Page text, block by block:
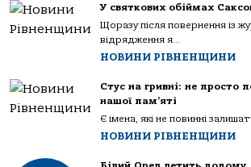
У святкових обіймах
Щоразу після повернення із
відрядження я...
НОВИНИ РІВНЕНЩИНИ
Стус на гривні: не просто
нашої пам’яті
Є імена, які не повинні
НОВИНИ РІВНЕНЩИНИ